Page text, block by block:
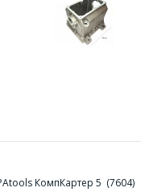
КомпКартер 5 (7604)